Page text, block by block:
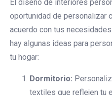
El diseño de interiores
oportunidad de personalizar
acuerdo con tus
hay algunas ideas para
tu hogar:
Dormitorio:
textiles que reflejen tu